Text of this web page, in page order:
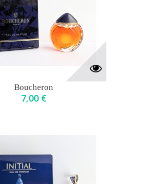
Boucheron
7,00 €